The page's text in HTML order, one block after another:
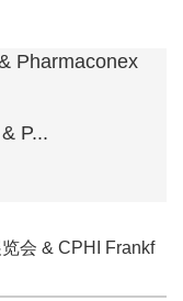
P...
会 & CPHI Frankf